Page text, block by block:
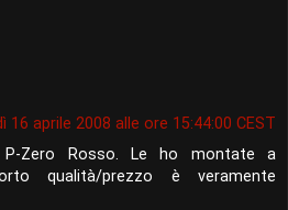
16 aprile 2008 alle ore 15:44:00 CEST
Zero Rosso. Le ho montate a
qualità/prezzo è veramente